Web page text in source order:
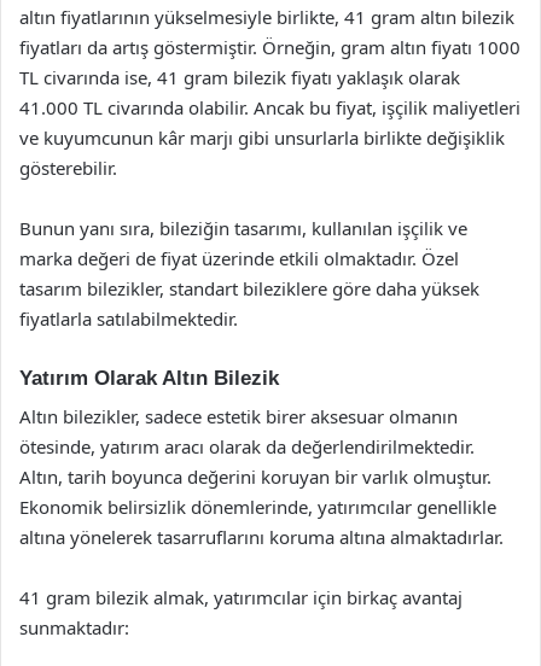
altın fiyatlarının yükselmesiyle birlikte, 41 gram altın bilezik
fiyatları da artış göstermiştir. Örneğin, gram altın fiyatı 1000
TL civarında ise, 41 gram bilezik fiyatı yaklaşık olarak
41.000 TL civarında olabilir. Ancak bu fiyat, işçilik maliyetleri
ve kuyumcunun kâr marjı gibi unsurlarla birlikte değişiklik
gösterebilir.
Bunun yanı sıra, bileziğin tasarımı, kullanılan işçilik ve
marka değeri de fiyat üzerinde etkili olmaktadır. Özel
tasarım bilezikler, standart bileziklere göre daha yüksek
fiyatlarla satılabilmektedir.
Yatırım Olarak Altın Bilezik
Altın bilezikler, sadece estetik birer aksesuar olmanın
ötesinde, yatırım aracı olarak da değerlendirilmektedir.
Altın, tarih boyunca değerini koruyan bir varlık olmuştur.
Ekonomik belirsizlik dönemlerinde, yatırımcılar genellikle
altına yönelerek tasarruflarını koruma altına almaktadırlar.
41 gram bilezik almak, yatırımcılar için birkaç avantaj
sunmaktadır: